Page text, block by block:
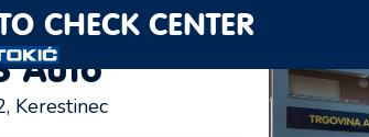
CHECK CENTER
Auto
Kerestinec